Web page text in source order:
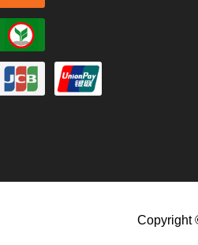
Copyright